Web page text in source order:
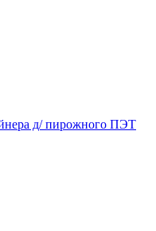
д/ пирожного ПЭТ